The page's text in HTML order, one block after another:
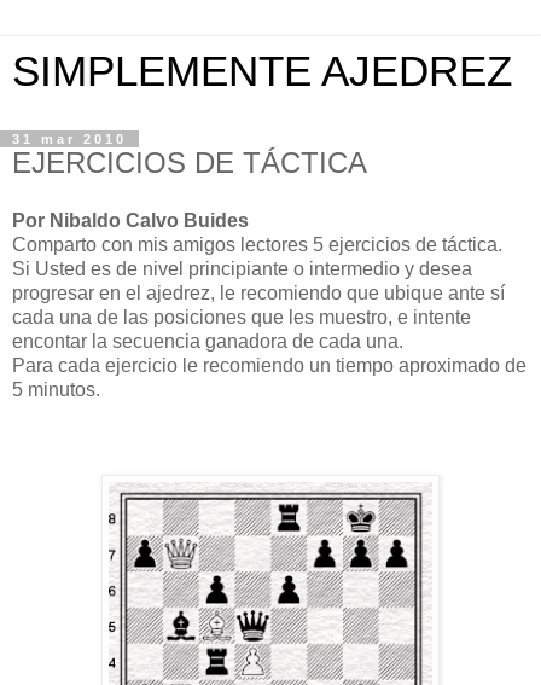
SIMPLEMENTE AJEDREZ
31 mar 2010
EJERCICIOS DE TÁCTICA
Por Nibaldo Calvo Buides
Comparto con mis amigos lectores 5 ejercicios de táctica.
Si Usted es de nivel principiante o intermedio y desea
progresar en el ajedrez, le recomiendo que ubique ante sí
cada una de las posiciones que les muestro, e intente
encontar la secuencia ganadora de cada una.
Para cada ejercicio le recomiendo un tiempo aproximado de
5 minutos.